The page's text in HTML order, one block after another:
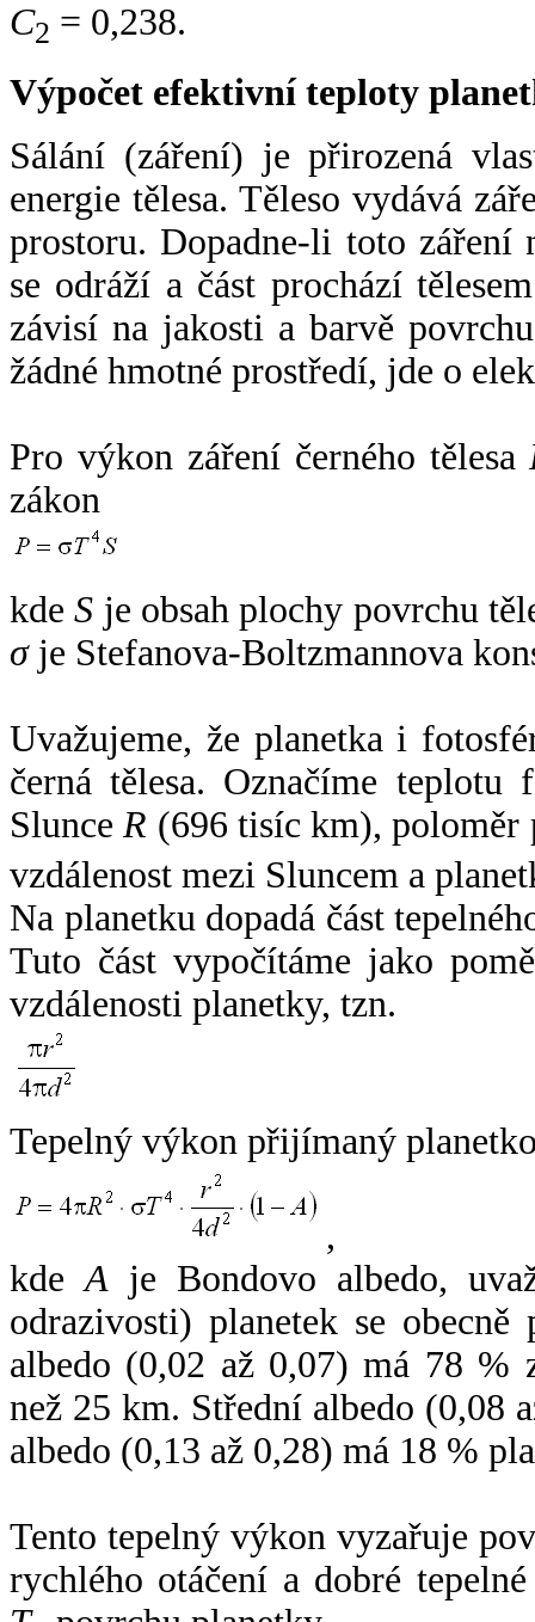
C2 = 0,238.
Výpočet efektivní teploty
Sálání (záření) je přirozená
energie tělesa. Těleso vydává
prostoru. Dopadne-li toto záření
se odráží a část prochází
závisí na jakosti a barvě
žádné hmotné prostředí, jde o
Pro výkon záření černého tělesa
zákon
kdeS je obsah plochy povrchu
σje Stefanova-Boltzmannova
Uvažujeme, že planetka i
černá tělesa. Označíme
SlunceR (696 tisíc km),
vzdálenost mezi Sluncem a
Na planetku dopadá část
Tuto část vypočítáme jako
vzdálenosti planetky, tzn.
Tepelný výkon přijímaný
,
kdeA je Bondovo albedo,
odrazivosti) planetek se
albedo (0,02 až 0,07) má 78 %
než 25 km. Střední albedo (0,08
albedo (0,13 až 0,28) má 18 %
Tento tepelný výkon vyzařuje
rychlého otáčení a dobré